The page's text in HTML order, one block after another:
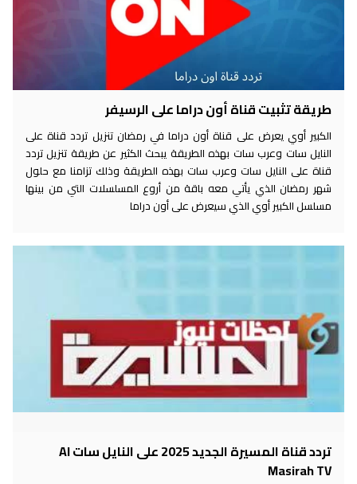
طريقة تثبيت قناة أون دراما على الرسيفر
الكبير أوي يعرض على قناة أون دراما في رمضان تنزيل تردد قناة على
النايل سات وعرب سات بهذه الطريقة يبحث الكثير عن طريقة تنزيل تردد
قناة على النايل سات وعرب سات بهذه الطريقة وذلك تزامنا مع حلول
شهر رمضان الذي يأتي معه باقة من أروع المسلسلات التي من بينها
مسلسل الكبير أوي الذي سيعرض على أون دراما
تردد قناة المسيرة الجديد 2025 على النايل سات Al
Masirah TV